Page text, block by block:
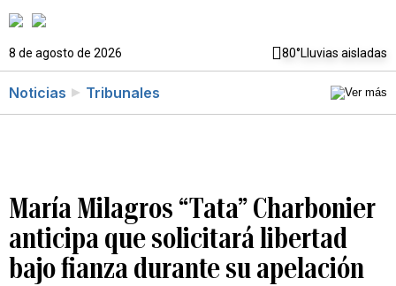
8 de agosto de 2026 80°Lluvias aisladas
Noticias Tribunales
María Milagros “Tata” Charbonier
anticipa que solicitará libertad
bajo fianza durante su apelación